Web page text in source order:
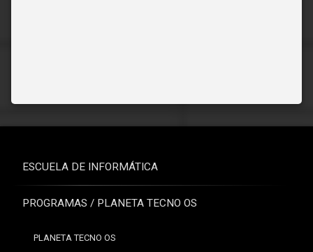
ESCUELA DE INFORMÁTICA
PROGRAMAS / PLANETA TECNO OS
PLANETA TECNO OS